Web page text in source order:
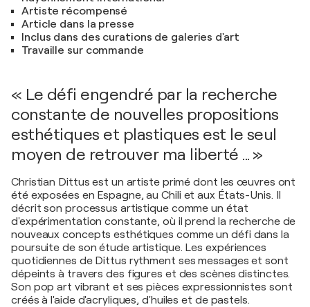
Artiste récompensé
Article dans la presse
Inclus dans des curations de galeries d'art
Travaille sur commande
« Le défi engendré par la recherche
constante de nouvelles propositions
esthétiques et plastiques est le seul
moyen de retrouver ma liberté ... »
Christian Dittus est un artiste primé dont les œuvres ont
été exposées en Espagne, au Chili et aux États-Unis. Il
décrit son processus artistique comme un état
d'expérimentation constante, où il prend la recherche de
nouveaux concepts esthétiques comme un défi dans la
poursuite de son étude artistique. Les expériences
quotidiennes de Dittus rythment ses messages et sont
dépeints à travers des figures et des scènes distinctes.
Son pop art vibrant et ses pièces expressionnistes sont
créés à l'aide d'acryliques, d'huiles et de pastels.